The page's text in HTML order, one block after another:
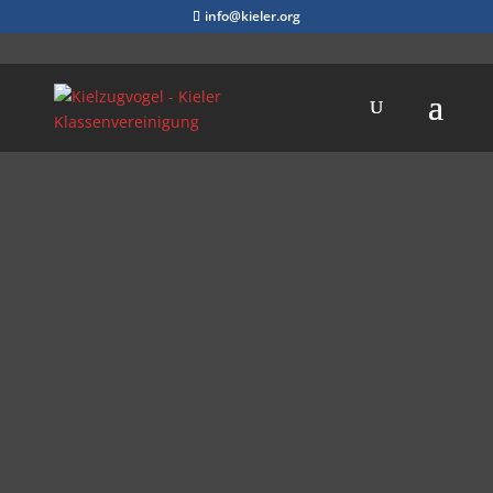
info@kieler.org